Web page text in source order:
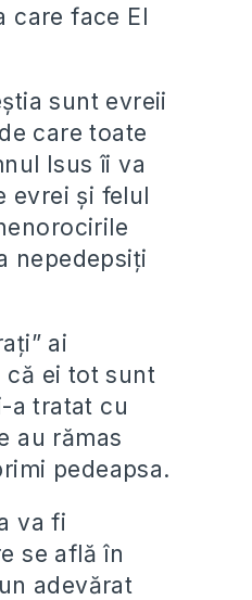
care face El
sunt evreii
care toate
Isus îi va
evrei și felul
nepedepsiți
ai
că ei tot sunt
a tratat cu
au rămas
pedeapsa.
va fi
se află în
adevărat